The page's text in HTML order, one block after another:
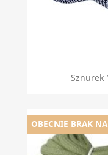
Sznurek
OBECNIE BRAK